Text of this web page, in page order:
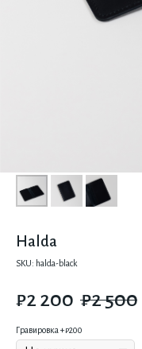
Halda
SKU: halda-black
₽2 200 ₽2 500
Гравировка +₽200